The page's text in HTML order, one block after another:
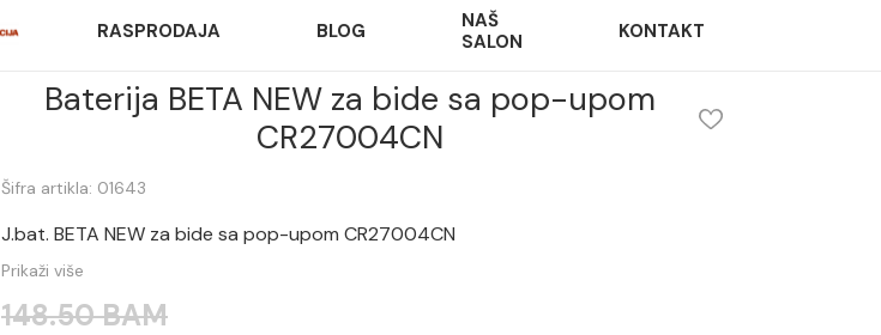
RASPRODAJA BLOG
NAŠ
SALON
KONTAKT
Baterija BETA NEW za bide sa pop-upom
CR27004CN
Šifra artikla: 01643
J.bat. BETA NEW za bide sa pop-upom CR27004CN
Prikaži više
148.50 BAM